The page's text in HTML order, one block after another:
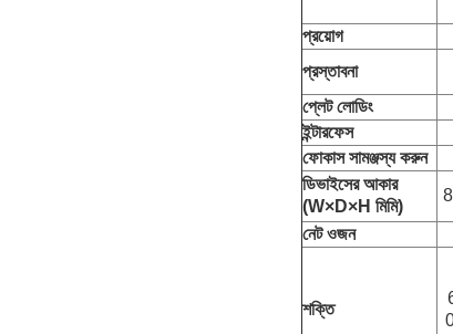
প্রয়োগ
প্রস্তাবনা
প্লেট লোডিং
ইন্টারফেস
ফোকাস সামঞ্জস্য করুন
ডিভাইসের আকার
(W×D×H মিমি)
নেট ওজন
শক্তি